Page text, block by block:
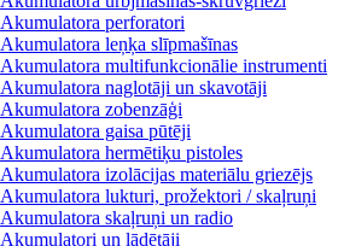
Akumulatora perforatori
Akumulatora leņķa slīpmašīnas
Akumulatora multifunkcionālie instrumenti
Akumulatora naglotāji un skavotāji
Akumulatora zobenzāģi
Akumulatora gaisa pūtēji
Akumulatora hermētiķu pistoles
Akumulatora izolācijas materiālu griezējs
Akumulatora lukturi, prožektori / skaļruņi
Akumulatora skaļruņi un radio
Akumulatori un lādētāji